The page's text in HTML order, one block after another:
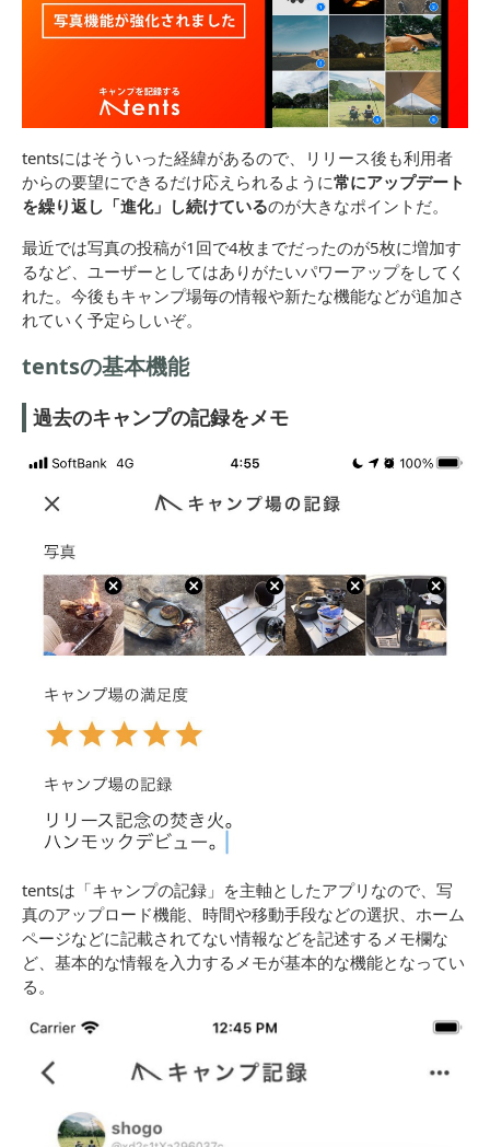
tentsにはそういった経緯があるので、リリース後も利用者
からの要望にできるだけ応えられるように常にアップデート
を繰り返し「進化」し続けているのが大きなポイントだ。
最近では写真の投稿が1回で4枚までだったのが5枚に増加す
るなど、ユーザーとしてはありがたいパワーアップをしてく
れた。今後もキャンプ場毎の情報や新たな機能などが追加さ
れていく予定らしいぞ。
tentsの基本機能
過去のキャンプの記録をメモ
tentsは「キャンプの記録」を主軸としたアプリなので、写
真のアップロード機能、時間や移動手段などの選択、ホーム
ページなどに記載されてない情報などを記述するメモ欄な
ど、基本的な情報を入力するメモが基本的な機能となってい
る。